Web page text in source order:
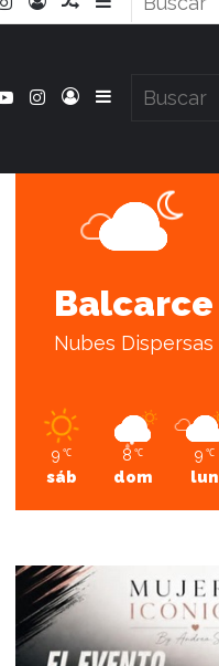
Barra
Lateral
Iniciar
Sesión
Instagram
YouTube
Balcarce
Nubes Dispersas
9 ℃
sáb
8 ℃
dom
9 ℃
lun